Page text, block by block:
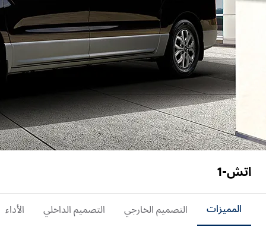
اتش-1
المميزات التصميم الخارجي التصميم الداخلي الأداء